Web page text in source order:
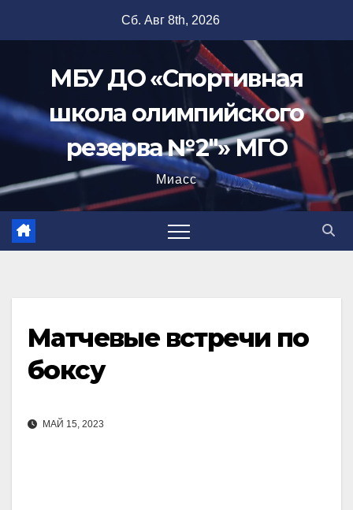
Сб. Авг 8th, 2026
МБУ ДО «Спортивная
школа олимпийского
резерва №2"» МГО
Миасс
Матчевые встречи по
боксу
МАЙ 15, 2023